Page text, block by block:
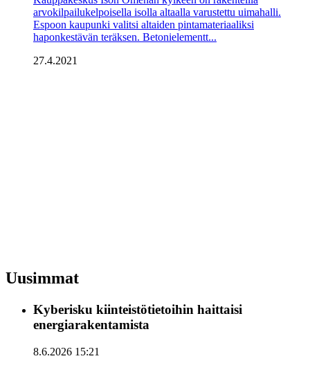
arvokilpailukelpoisella isolla altaalla varustettu uimahalli.
Espoon kaupunki valitsi altaiden pintamateriaaliksi
haponkestävän teräksen. Betonielementt...
27.4.2021
Uusimmat
Kyberisku kiinteistötietoihin haittaisi
energiarakentamista
8.6.2026 15:21